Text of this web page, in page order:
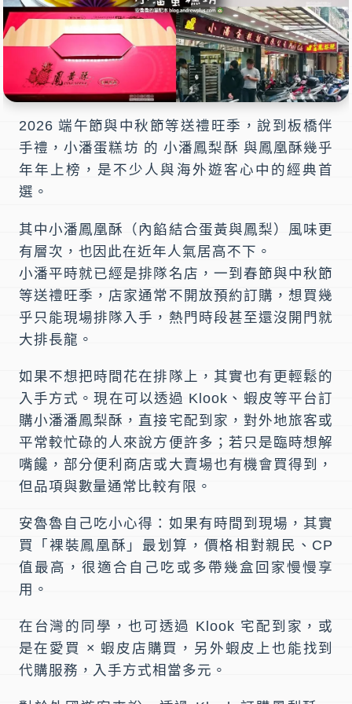
2026 端午節與中秋節等送禮旺季，說到板橋伴
手禮，小潘蛋糕坊 的小潘鳳梨酥 與鳳凰酥幾乎
年年上榜，是不少人與海外遊客心中的經典首
選。
其中小潘鳳凰酥
（內餡結合蛋黃與鳳梨）風味更
有層次，也因此在近年人氣居高不下。
小潘平時就已經是排隊名店，一到春節與中秋節
等送禮旺季，店家通常 不開放預約訂購 ，想買幾
乎只能現場排隊入手，熱門時段甚至還沒開門就
大排長龍。
如果不想把時間花在排隊上，其實也有更輕鬆的
入手方式。現在可以透過 Klook、蝦皮等平台訂
購小潘潘鳳梨酥，直接宅配到家，對外地旅客或
平常較忙碌的人來說方便許多；若只是臨時想解
嘴饞，部分便利商店或大賣場也有機會買得到，
但品項與數量通常比較有限。
安魯魯自己吃小心得： 如果有時間到現場，其實
買「裸裝鳳凰酥」最划算，價格相對親民、CP
值最高，很適合自己吃或多帶幾盒回家慢慢享
用。
在台灣的同學，也可透過 Klook 宅配到家，或
是在愛買 × 蝦皮店購買，另外蝦皮上也能找到
代購服務，入手方式相當多元。